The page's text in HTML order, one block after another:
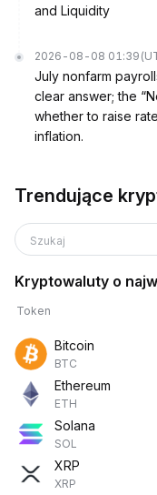
and Liquidity
2026-08-08 01:39
July nonfarm
clear answer; the
whether to raise
inflation.
Trendujące
Szukaj
Kryptowaluty o
Token
Bitcoin
BTC
Ethereum
ETH
Solana
SOL
XRP
XRP